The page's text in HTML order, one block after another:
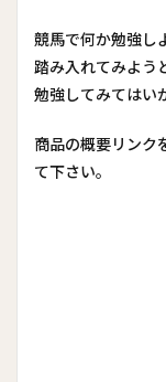
競馬で何か勉強し
踏み入れてみよう
勉強してみてはい
商品の概要リンク
て下さい。